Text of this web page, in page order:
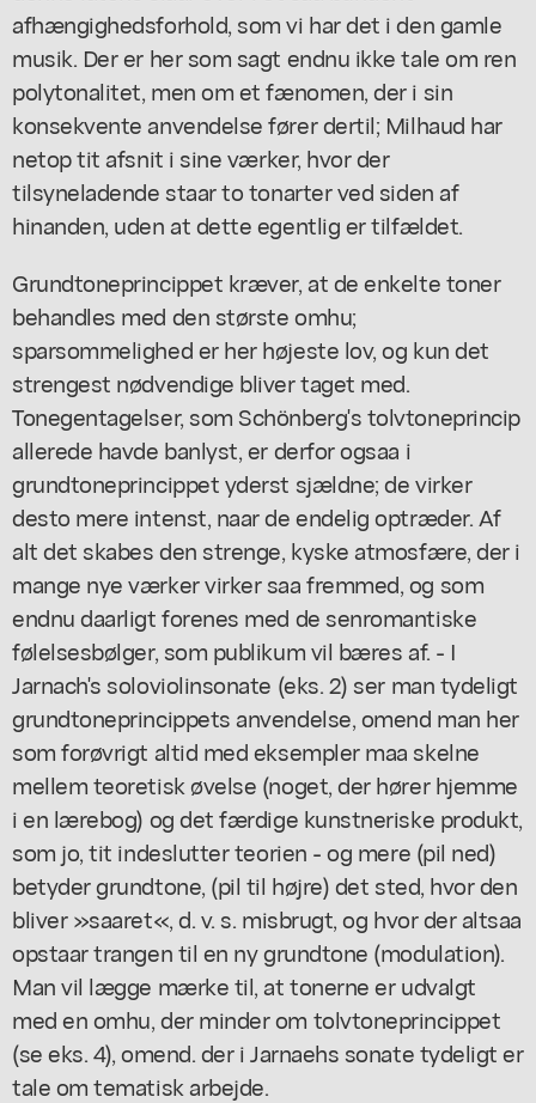
afhængighedsforhold, som vi har det i den gamle
musik. Der er her som sagt endnu ikke tale om ren
polytonalitet, men om et fænomen, der i sin
konsekvente anvendelse fører dertil; Milhaud har
netop tit afsnit i sine værker, hvor der
tilsyneladende staar to tonarter ved siden af
hinanden, uden at dette egentlig er tilfældet.
Grundtoneprincippet kræver, at de enkelte toner
behandles med den største omhu;
sparsommelighed er her højeste lov, og kun det
strengest nødvendige bliver taget med.
Tonegentagelser, som Schönberg's tolvtoneprincip
allerede havde banlyst, er derfor ogsaa i
grundtoneprincippet yderst sjældne; de virker
desto mere intenst, naar de endelig optræder. Af
alt det skabes den strenge, kyske atmosfære, der i
mange nye værker virker saa fremmed, og som
endnu daarligt forenes med de senromantiske
følelsesbølger, som publikum vil bæres af. - I
Jarnach's soloviolinsonate (eks. 2) ser man tydeligt
grundtoneprincippets anvendelse, omend man her
som forøvrigt altid med eksempler maa skelne
mellem teoretisk øvelse (noget, der hører hjemme
i en lærebog) og det færdige kunstneriske produkt,
som jo, tit indeslutter teorien - og mere (pil ned)
betyder grundtone, (pil til højre) det sted, hvor den
bliver »saaret«, d. v. s. misbrugt, og hvor der altsaa
opstaar trangen til en ny grundtone (modulation).
Man vil lægge mærke til, at tonerne er udvalgt
med en omhu, der minder om tolvtoneprincippet
(se eks. 4), omend. der i Jarnaehs sonate tydeligt er
tale om tematisk arbejde.